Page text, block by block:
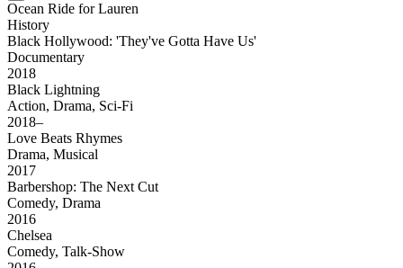
Ocean Ride for Lauren
History
Black Hollywood: 'They've Gotta Have Us'
Documentary
2018
Black Lightning
Action, Drama, Sci-Fi
2018–
Love Beats Rhymes
Drama, Musical
2017
Barbershop: The Next Cut
Comedy, Drama
2016
Chelsea
Comedy, Talk-Show